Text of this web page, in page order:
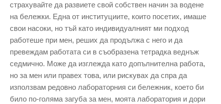
страхувайте да развиете свой собствен начин за водене
на бележки. Една от институциите, които посетих, имаше
свои насоки, но тъй като индивидуалният ми подход
работеше при мен, реших да продължа с него и да
превеждам работата си в съобразена тетрадка веднъж
седмично. Може да изглежда като допълнителна работа,
но за мен или правех това, или рискувах да спра да
използвам редовно лабораторния си бележник, което би
било по-голяма загуба за мен, моята лаборатория и дори